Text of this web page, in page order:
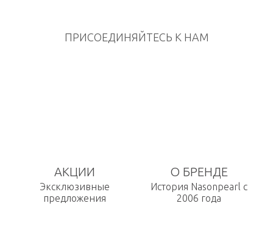
ПРИСОЕДИНЯЙТЕСЬ К НАМ
АКЦИИ
Эксклюзивные
предложения
О БРЕНДЕ
История Nasonpearl с
2006 года